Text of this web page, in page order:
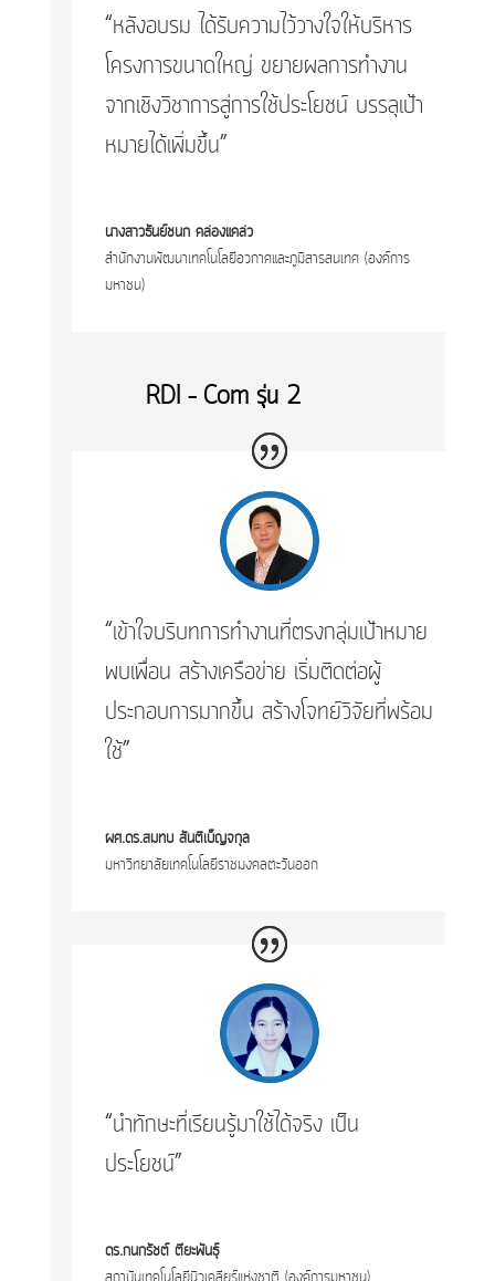
“หลังอบรม ได้รับความไว้วางใจให้บริหาร
โครงการขนาดใหญ่ ขยายผลการทำงาน
จากเชิงวิชาการสู่การใช้ประโยชน์ บรรลุเป้า
หมายได้เพิ่มขึ้น”
นางสาวธันย์ชนก คล่องแคล่ว
สำนักงานพัฒนาเทคโนโลยีอวกาศและภูมิสารสนเทศ (องค์การ
มหาชน)
​RDI – Com รุ่น 2
“เข้าใจบริบทการทำงานที่ตรงกลุ่มเป้าหมาย
พบเพื่อน สร้างเครือข่าย เริ่มติดต่อผู้
ประกอบการมากขึ้น สร้างโจทย์วิจัยที่พร้อม
ใช้”
ผศ.ดร.สมทบ สันติเบ็ญจกุล
มหาวิทยาลัยเทคโนโลยีราชมงคลตะวันออก
“นำทักษะที่เรียนรู้มาใช้ได้จริง เป็น
ประโยชน์”
ดร.กนกรัชต์ ตียะพันธุ์